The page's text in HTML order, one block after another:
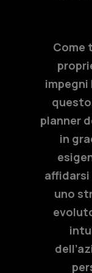
Come
impegni
planner
in
affidarsi
uno